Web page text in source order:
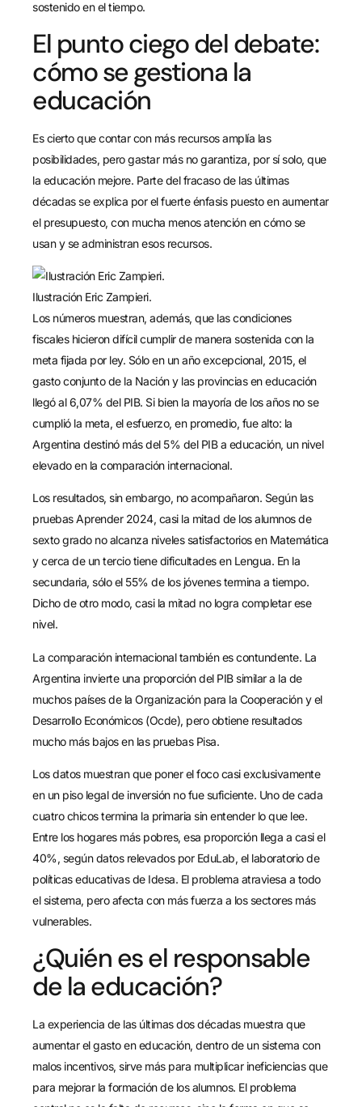
sostenido en el tiempo.
El punto ciego del debate:
cómo se gestiona la
educación
Es cierto que contar con más recursos amplía las
posibilidades, pero gastar más no garantiza, por sí solo, que
la educación mejore. Parte del fracaso de las últimas
décadas se explica por el fuerte énfasis puesto en aumentar
el presupuesto, con mucha menos atención en cómo se
usan y se administran esos recursos.
Ilustración Eric Zampieri.
Los números muestran, además, que las condiciones
fiscales hicieron difícil cumplir de manera sostenida con la
meta fijada por ley. Sólo en un año excepcional, 2015, el
gasto conjunto de la Nación y las provincias en educación
llegó al 6,07% del PIB. Si bien la mayoría de los años no se
cumplió la meta, el esfuerzo, en promedio, fue alto: la
Argentina destinó más del 5% del PIB a educación, un nivel
elevado en la comparación internacional.
Los resultados, sin embargo, no acompañaron. Según las
pruebas Aprender 2024, casi la mitad de los alumnos de
sexto grado no alcanza niveles satisfactorios en Matemática
y cerca de un tercio tiene dificultades en Lengua. En la
secundaria, sólo el 55% de los jóvenes termina a tiempo.
Dicho de otro modo, casi la mitad no logra completar ese
nivel.
La comparación internacional también es contundente. La
Argentina invierte una proporción del PIB similar a la de
muchos países de la Organización para la Cooperación y el
Desarrollo Económicos (Ocde), pero obtiene resultados
mucho más bajos en las pruebas Pisa.
Los datos muestran que poner el foco casi exclusivamente
en un piso legal de inversión no fue suficiente. Uno de cada
cuatro chicos termina la primaria sin entender lo que lee.
Entre los hogares más pobres, esa proporción llega a casi el
40%, según datos relevados por EduLab, el laboratorio de
políticas educativas de Idesa. El problema atraviesa a todo
el sistema, pero afecta con más fuerza a los sectores más
vulnerables.
¿Quién es el responsable
de la educación?
La experiencia de las últimas dos décadas muestra que
aumentar el gasto en educación, dentro de un sistema con
malos incentivos, sirve más para multiplicar ineficiencias que
para mejorar la formación de los alumnos. El problema